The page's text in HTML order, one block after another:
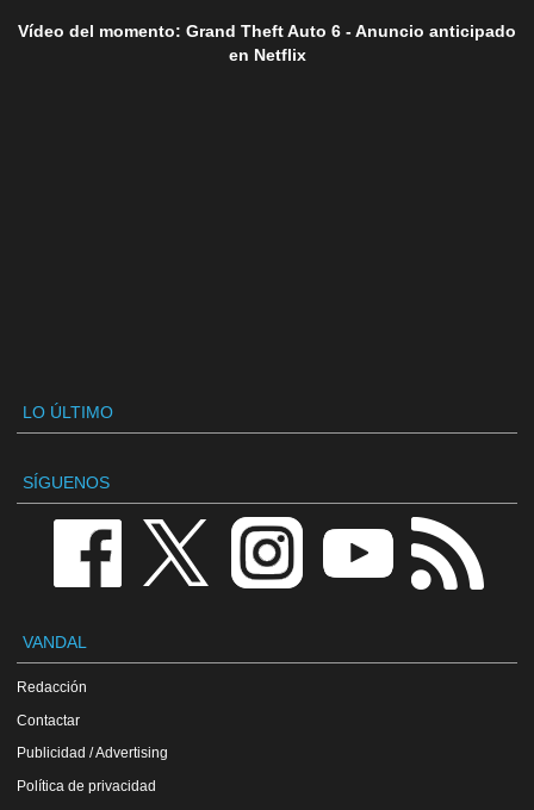
Vídeo del momento: Grand Theft Auto 6 - Anuncio anticipado
en Netflix
LO ÚLTIMO
SÍGUENOS
VANDAL
Redacción
Contactar
Publicidad / Advertising
Política de privacidad